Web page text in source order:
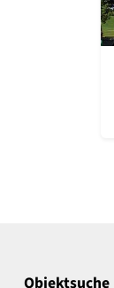
Objektsuche